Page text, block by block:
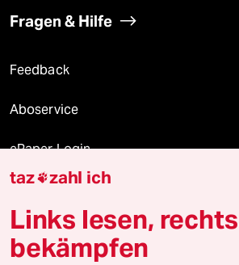
Fragen & Hilfe
Feedback
Aboservice
ePaper Login
Downloads für Abonnierende
taz zahl ich
Links lesen, rechts
bekämpfen